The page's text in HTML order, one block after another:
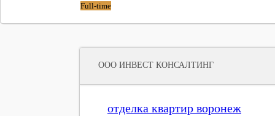
Full-time
ООО ИНВЕСТ КОНСАЛТИНГ
отделка квартир воронеж